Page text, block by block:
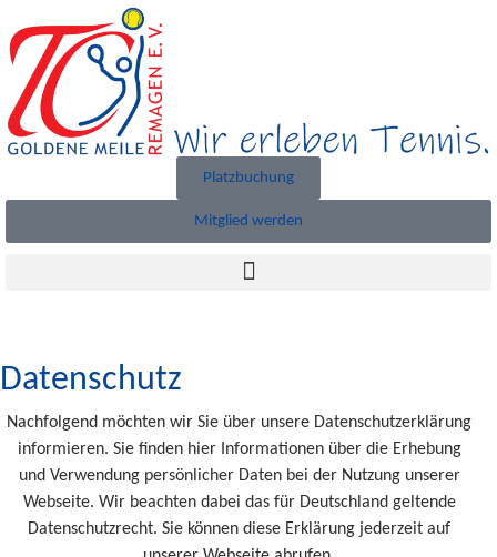
Platzbuchung
Mitglied werden
Datenschutz
Nachfolgend möchten wir Sie über unsere Datenschutzerklärung
informieren. Sie finden hier Informationen über die Erhebung
und Verwendung persönlicher Daten bei der Nutzung unserer
Webseite. Wir beachten dabei das für Deutschland geltende
Datenschutzrecht. Sie können diese Erklärung jederzeit auf